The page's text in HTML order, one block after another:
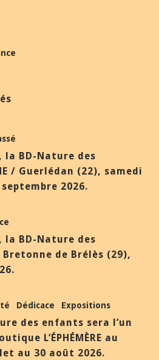
la BD-Nature des
/ Guerlédan (22), samedi
2026.
la BD-Nature des
de Brélès (29),
Dédicace Expositions
des enfants sera l’un
L’ÉPHÉMÈRE au
au 30 août 2026.